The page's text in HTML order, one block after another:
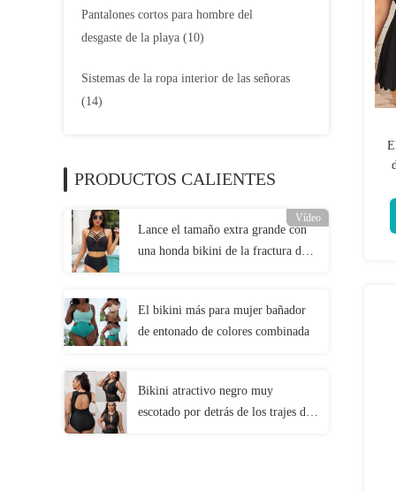
Pantalones cortos para hombre del
desgaste de la playa (10)
Sistemas de la ropa interior de las señoras
(14)
PRODUCTOS CALIENTES
Vídeo
Lance el tamaño extra grande con
una honda bikini de la fractura de
El bikini más para mujer bañador
de entonado de colores combinada
Bikini atractivo negro muy
escotado por detrás de los trajes de